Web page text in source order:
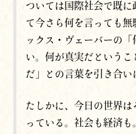
ついては国際社会で既
て今さら何を言っても
ックス・ヴェーバーの
い。何が真実だという
だ」との言葉を引き合い
たしかに、今日の世界
っている。社会も経済